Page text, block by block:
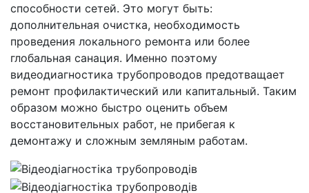
способности сетей. Это могут быть:
дополнительная очистка, необходимость
проведения локального ремонта или более
глобальная санация. Именно поэтому
видеодиагностика трубопроводов предотващает
ремонт профилактический или капитальный. Таким
образом можно быстро оценить объем
восстановительных работ, не прибегая к
демонтажу и сложным земляным работам.